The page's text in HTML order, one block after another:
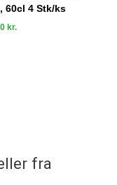
60cl 4 Stk/ks
kr.
fra